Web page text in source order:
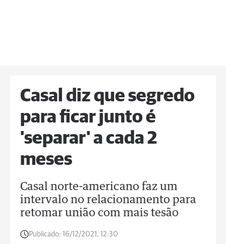
Casal diz que segredo
para ficar junto é
'separar' a cada 2
meses
Casal norte-americano faz um
intervalo no relacionamento para
retomar união com mais tesão
Publicado: 16/12/2021, 12:30